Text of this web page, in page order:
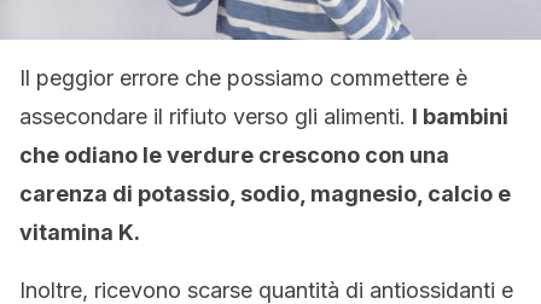
Il peggior errore che possiamo commettere è
assecondare il rifiuto verso gli alimenti. I bambini
che odiano le verdure crescono con una
carenza di potassio, sodio, magnesio, calcio e
vitamina K.
Inoltre, ricevono scarse quantità di antiossidanti e